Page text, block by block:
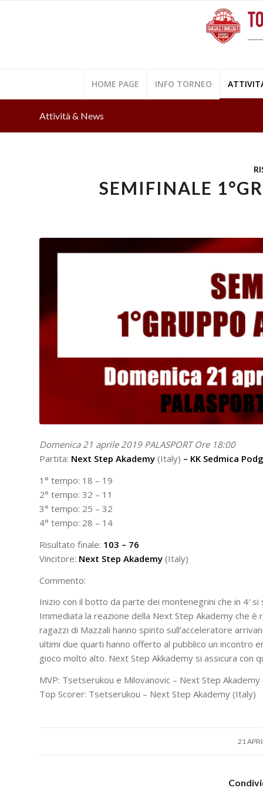
HOME PAGE INFO TORNEO
Attività & News
SEMIFINALE
Domenica 21 aprile 2019 PALASPORT Ore 18:00
Partita: Next Step Akademy (Italy) – KK Sedmica
1° tempo: 18 – 19
2° tempo: 32 – 11
3° tempo: 25 – 32
4° tempo: 28 – 14
Risultato finale: 103 – 76
Vincitore: Next Step Akademy (Italy)
Commento:
Inizio con il botto da parte dei montenegrini che in 4′
Immediata la reazione della Next Step Akademy che
ragazzi di Mazzali hanno spinto sull’acceleratore
ultimi due quarti hanno offerto al pubblico un incontro
gioco molto alto. Next Step Akkademy si assicura con
MVP: Tsetserukou e Milovanovic – Next Step
Top Scorer: Tsetserukou – Next Step Akademy (Italy)
21 /